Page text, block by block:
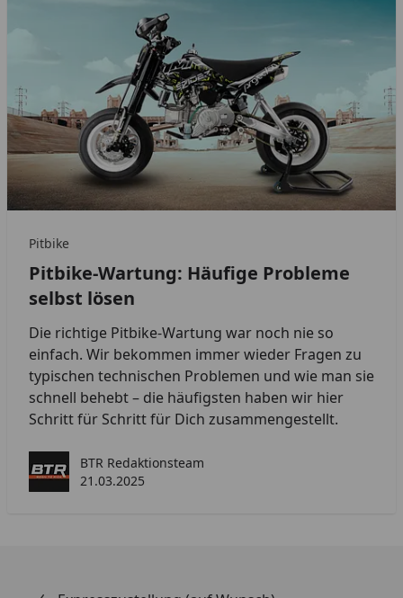
Pitbike
Pitbike-Wartung: Häufige Probleme
selbst lösen
Die richtige Pitbike-Wartung war noch nie so
einfach. Wir bekommen immer wieder Fragen zu
typischen technischen Problemen und wie man sie
schnell behebt – die häufigsten haben wir hier
Schritt für Schritt für Dich zusammengestellt.
BTR Redaktionsteam
21.03.2025